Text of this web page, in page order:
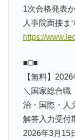
1次合格発表
人事院面接ま
https://
■□■
【無料】
＼国家総合職
治・国際・人
解答入力受付
2026年3月15